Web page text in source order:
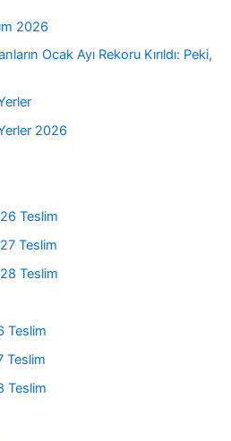
2026
Ocak Ayı Rekoru Kırıldı: Peki,
2026
Teslim
Teslim
Teslim
Teslim
Teslim
Teslim